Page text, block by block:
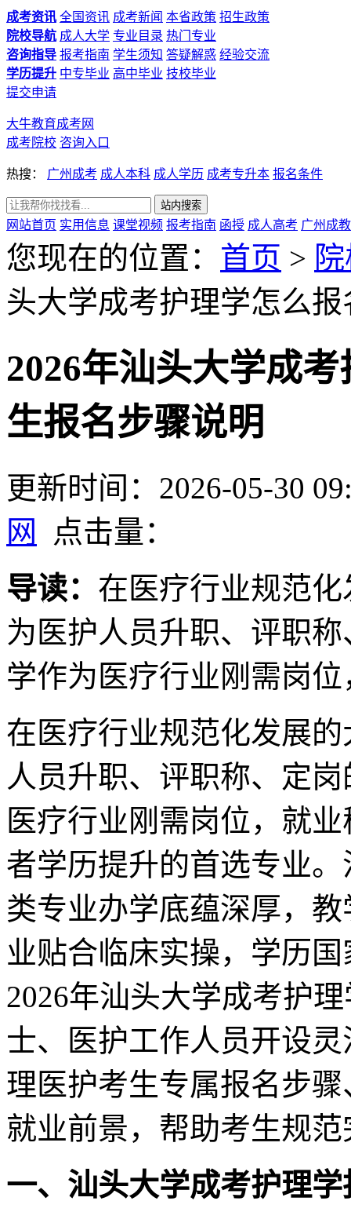
成考资讯 全国资讯 成考新闻 本省政策 招生政策
院校导航 成人大学 专业目录 热门专业
咨询指导 报考指南 学生须知 答疑解惑 经验交流
学历提升 中专毕业 高中毕业 技校毕业
提交申请
大牛教育成考网
成考院校 咨询入口
热搜： 广州成考 成人本科 成人学历 成考专升本 报名条件
网站首页 实用信息 课堂视频 报考指南 函授 成人高考 广州成教
您现在的位置： 首页 >
头大学成考护理学怎么
2026年汕头大学成
生报名步骤说明
更新时间：2026-05-30
网
点击量：
导读： 在医疗行业规范
为医护人员升职、评职
学作为医疗行业刚需岗
在医疗行业规范化发展
人员升职、评职称、定
医疗行业刚需岗位，就
者学历提升的首选专业
类专业办学底蕴深厚，
业贴合临床实操，学历
2026年汕头大学成考护
士、医护工作人员开设
理医护考生专属报名步
就业前景，帮助考生规
一、汕头大学成考护理